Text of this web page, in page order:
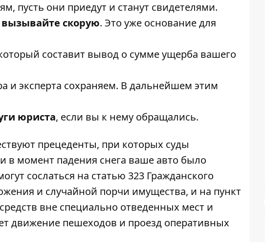
пусть они приедут и станут свидетелями.
скорую. Это уже основание для
составит вывод о сумме ущерба вашего
и эксперта сохраняем. В дальнейшем этим
юриста, если вы к нему обращались.
прецеденты, при которых суды
в момент падения снега ваше авто было
сослаться на статью 323 Гражданского
и случайной порчи имущества, и на пункт
вне специально отведенных мест и
движение пешеходов и проезд оперативных